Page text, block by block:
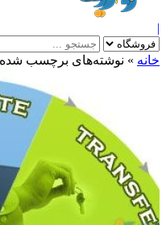
»نوشته‌های برچسب شده